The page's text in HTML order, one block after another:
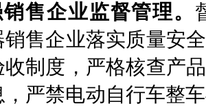
售企业监督管理。
销售企业落实质量安
制度， 严格核查产
严禁电动自行车整